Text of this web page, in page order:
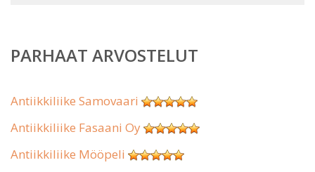
PARHAAT ARVOSTELUT
Antiikkiliike Samovaari
Antiikkiliike Fasaani Oy
Antiikkiliike Mööpeli